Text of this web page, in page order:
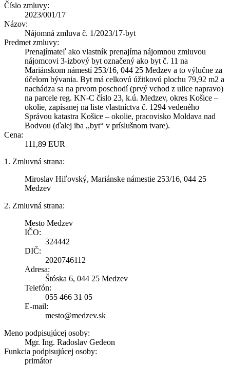
Číslo zmluvy:
2023/001/17
Názov:
Nájomná zmluva č. 1/2023/17-byt
Predmet zmluvy:
Prenajímateľ ako vlastník prenajíma nájomnou zmluvou
nájomcovi 3-izbový byt označený ako byt č. 11 na
Mariánskom námestí 253/16, 044 25 Medzev a to výlučne za
účelom bývania. Byt má celkovú úžitkovú plochu 79,92 m2 a
nachádza sa na prvom poschodí (prvý vchod z ulice napravo)
na parcele reg. KN-C číslo 23, k.ú. Medzev, okres Košice –
okolie, zapísanej na liste vlastníctva č. 1294 vedeného
Správou katastra Košice – okolie, pracovisko Moldava nad
Bodvou (ďalej iba ,,byt“ v príslušnom tvare).
Cena:
111,89 EUR
1. Zmluvná strana:
Miroslav Hiľovský, Mariánske námestie 253/16, 044 25
Medzev
2. Zmluvná strana:
Mesto Medzev
IČO:
324442
DIČ:
2020746112
Adresa:
Štóska 6, 044 25 Medzev
Telefón:
055 466 31 05
E-mail:
mesto@medzev.sk
Meno podpisujúcej osoby:
Mgr. Ing. Radoslav Gedeon
Funkcia podpisujúcej osoby:
primátor